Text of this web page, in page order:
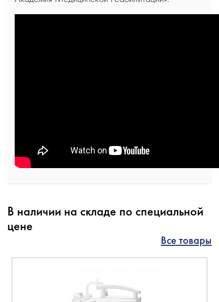
В наличии на складе по специальной
цене
Все товары